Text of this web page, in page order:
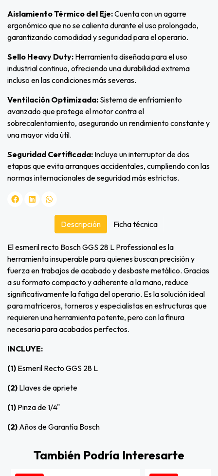
Aislamiento Térmico del Eje:Cuenta con un agarre
ergonómico que no se calienta durante el uso prolongado,
garantizando comodidad y seguridad para el operario.
Sello Heavy Duty: Herramienta diseñada para el uso
industrial continuo, ofreciendo una durabilidad extrema
incluso en las condiciones más severas.
Ventilación Optimizada: Sistema de enfriamiento
avanzado que protege el motor contra el
sobrecalentamiento, asegurando un rendimiento constante y
una mayor vida útil.
Seguridad Certificada: Incluye un interruptor de dos
etapas que evita arranques accidentales, cumpliendo con las
normas internacionales de seguridad más estrictas.
El esmeril recto Bosch GGS 28 L Professional es la
herramienta insuperable para quienes buscan precisión y
fuerza en trabajos de acabado y desbaste metálico. Gracias
a su formato compacto y adherente a la mano, reduce
significativamente la fatiga del operario. Es la solución ideal
para matriceros, torneros y especialistas en estructuras que
requieren una herramienta potente, pero con la finura
necesaria para acabados perfectos.
INCLUYE:
(1) Esmeril Recto GGS 28 L
(2) Llaves de apriete
(1) Pinza de 1/4"
(2) Años de Garantía Bosch
Descripción Ficha técnica
También Podría Interesarte